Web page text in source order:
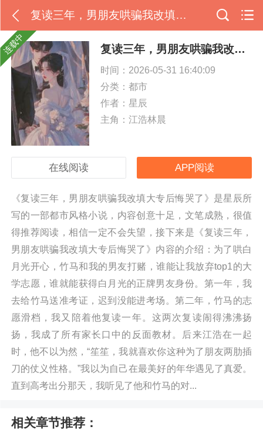
复读三年，男朋友哄骗我改填大专后悔哭了
连载中 复读三年，男朋友哄骗我改填大专后悔哭了
时间：2026-05-31 16:40:09
分类： 都市
作者：星辰
主角：江浩林晨
在线阅读 APP阅读
《复读三年，男朋友哄骗我改填大专后悔哭了》是星辰所
写的一部都市风格小说，内容创意十足，文笔成熟，很值
得推荐阅读，相信一定不会失望，接下来是《复读三年，
男朋友哄骗我改填大专后悔哭了》内容的介绍：为了哄白
月光开心，竹马和我的男友打赌，谁能让我放弃top1的大
学志愿，谁就能获得白月光的正牌男友身份。第一年，我
去给竹马送准考证，迟到没能进考场。第二年，竹马的志
愿滑档，我又陪着他复读一年。这两次复读闹得沸沸扬
扬，我成了所有家长口中的反面教材。后来江浩在一起
时，他不以为然，“笙笙，我就喜欢你这种为了朋友两肋插
刀的仗义性格。”我以为自己在最美好的年华遇见了真爱。
直到高考出分那天，我听见了他和竹马的对...
相关章节推荐：